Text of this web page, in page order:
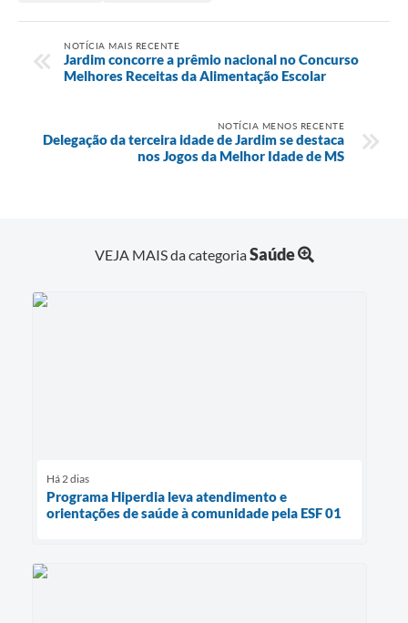
NOTÍCIA MAIS RECENTE
Jardim concorre a prêmio nacional no Concurso
Melhores Receitas da Alimentação Escolar
NOTÍCIA MENOS RECENTE
Delegação da terceira idade de Jardim se destaca
nos Jogos da Melhor Idade de MS
VEJA MAIS da categoriaSaúde
Há 2 dias
Programa Hiperdia leva atendimento e
orientações de saúde à comunidade pela ESF 01